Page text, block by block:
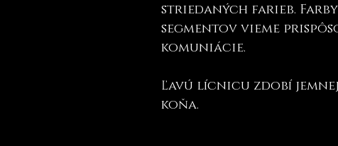
striedaných farieb.
segmentov vieme
komuniácie.
Ľavú lícnicu zdobí
koňa.